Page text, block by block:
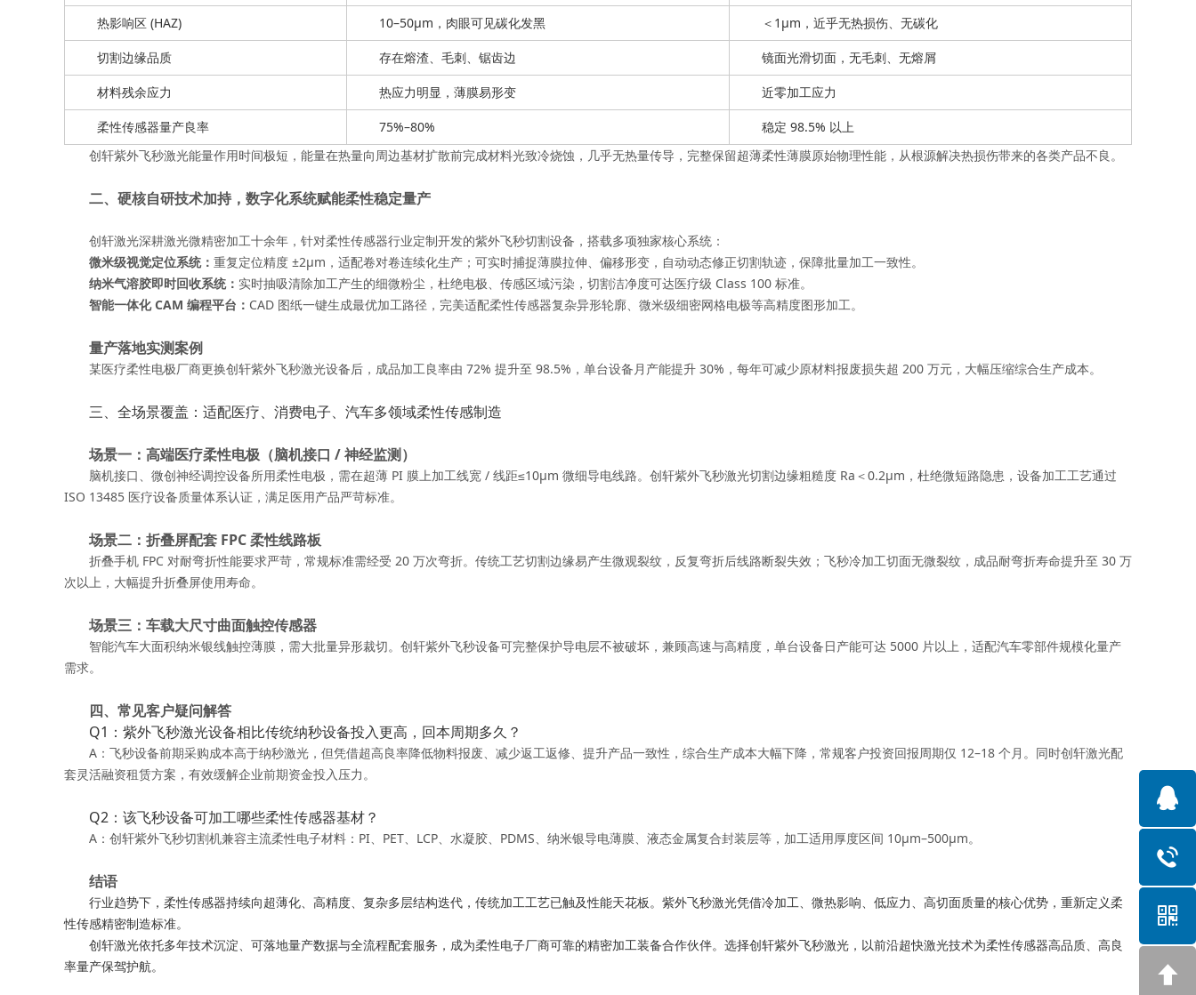
热影响区 (HAZ) 10–50μm，肉眼可见碳化发黑 ＜1μm，近乎无热损伤、无碳化
切割边缘品质 存在熔渣、毛刺、锯齿边 镜面光滑切面，无毛刺、无熔屑
材料残余应力 热应力明显，薄膜易形变 近零加工应力
柔性传感器量产良率 75%–80%
稳定 98.5% 以上
创轩紫外飞秒激光能量作用时间极短，能量在热量向周边基材扩散前完成材料光致冷烧蚀，几乎无热量传导，完整保留超薄柔性薄膜原始物理性能，从根源解决热损伤带来的各类产品不良。
二、硬核自研技术加持，数字化系统赋能柔性稳定量产
创轩激光深耕激光微精密加工十余年，针对柔性传感器行业定制开发的紫外飞秒切割设备，搭载多项独家核心系统：
微米级视觉定位系统： 重复定位精度 ±2μm，适配卷对卷连续化生产；可实时捕捉薄膜拉伸、偏移形变，自动动态修正切割轨迹，保障批量加工一致性。
纳米气溶胶即时回收系统： 实时抽吸清除加工产生的细微粉尘，杜绝电极、传感区域污染，切割洁净度可达医疗级 Class 100 标准。
智能一体化 CAM 编程平台 ： CAD 图纸一键生成最优加工路径，完美适配柔性传感器复杂异形轮廓、微米级细密网格电极等高精度图形加工。
量产落地实测案例
某医疗柔性电极厂商更换创轩紫外飞秒激光设备后，成品加工良率由 72% 提升至 98.5%，单台设备月产能提升 30%，每年可减少原材料报废损失超 200 万元，大幅压缩综合生产成本。
三、全场景覆盖：适配医疗、消费电子、汽车多领域柔性传感制造
场景一：高端医疗柔性电极（脑机接口 / 神经监测）
脑机接口、微创神经调控设备所用柔性电极，需在超薄 PI 膜上加工线宽 / 线距≤10μm 微细导电线路。创轩紫外飞秒激光切割边缘粗糙度 Ra＜0.2μm，杜绝微短路隐患，设备加工工艺通过
ISO 13485 医疗设备质量体系认证，满足医用产品严苛标准。
场景二：折叠屏配套 FPC 柔性线路板
折叠手机 FPC 对耐弯折性能要求严苛，常规标准需经受 20 万次弯折。传统工艺切割边缘易产生微观裂纹，反复弯折后线路断裂失效；飞秒冷加工切面无微裂纹，成品耐弯折寿命提升至 30 万
次以上，大幅提升折叠屏使用寿命。
场景三：车载大尺寸曲面触控传感器
智能汽车大面积纳米银线触控薄膜，需大批量异形裁切。创轩紫外飞秒设备可完整保护导电层不被破坏，兼顾高速与高精度，单台设备日产能可达 5000 片以上，适配汽车零部件规模化量产
需求。
四、常见客户疑问解答
Q1：紫外飞秒激光设备相比传统纳秒设备投入更高，回本周期多久？
A：飞秒设备前期采购成本高于纳秒激光，但凭借超高良率降低物料报废、减少返工返修、提升产品一致性，综合生产成本大幅下降，常规客户投资回报周期仅 12–18 个月。同时创轩激光配
套灵活融资租赁方案，有效缓解企业前期资金投入压力。
Q2：该飞秒设备可加工哪些柔性传感器基材？
A：创轩紫外飞秒切割机兼容主流柔性电子材料：PI、PET、LCP、水凝胶、PDMS、纳米银导电薄膜、液态金属复合封装层等，加工适用厚度区间 10μm–500μm。
结语
行业趋势下，柔性传感器持续向超薄化、高精度、复杂多层结构迭代，传统加工工艺已触及性能天花板。紫外飞秒激光凭借冷加工、微热影响、低应力、高切面质量的核心优势，重新定义柔
性传感精密制造标准。
创轩激光依托多年技术沉淀、可落地量产数据与全流程配套服务，成为柔性电子厂商可靠的精密加工装备合作伙伴。选择创轩紫外飞秒激光，以前沿超快激光技术为柔性传感器高品质、高良
率量产保驾护航。